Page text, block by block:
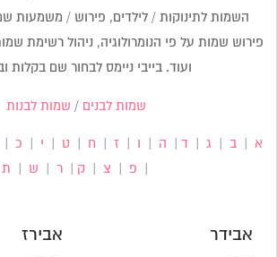
השמות לתינוקות / לילדים, פירוש / משמעות
פירוש שמות על פי הנומרולוגיה, ניהול רשימת
ועוד. בייבי ניימס לבחור שם בקלות
שמות לבנים / שמות לבנות
א |ב ג |ד ה |ז ח |ט י כ
פ צ |ק |ר ש ת
אבידר אבירז